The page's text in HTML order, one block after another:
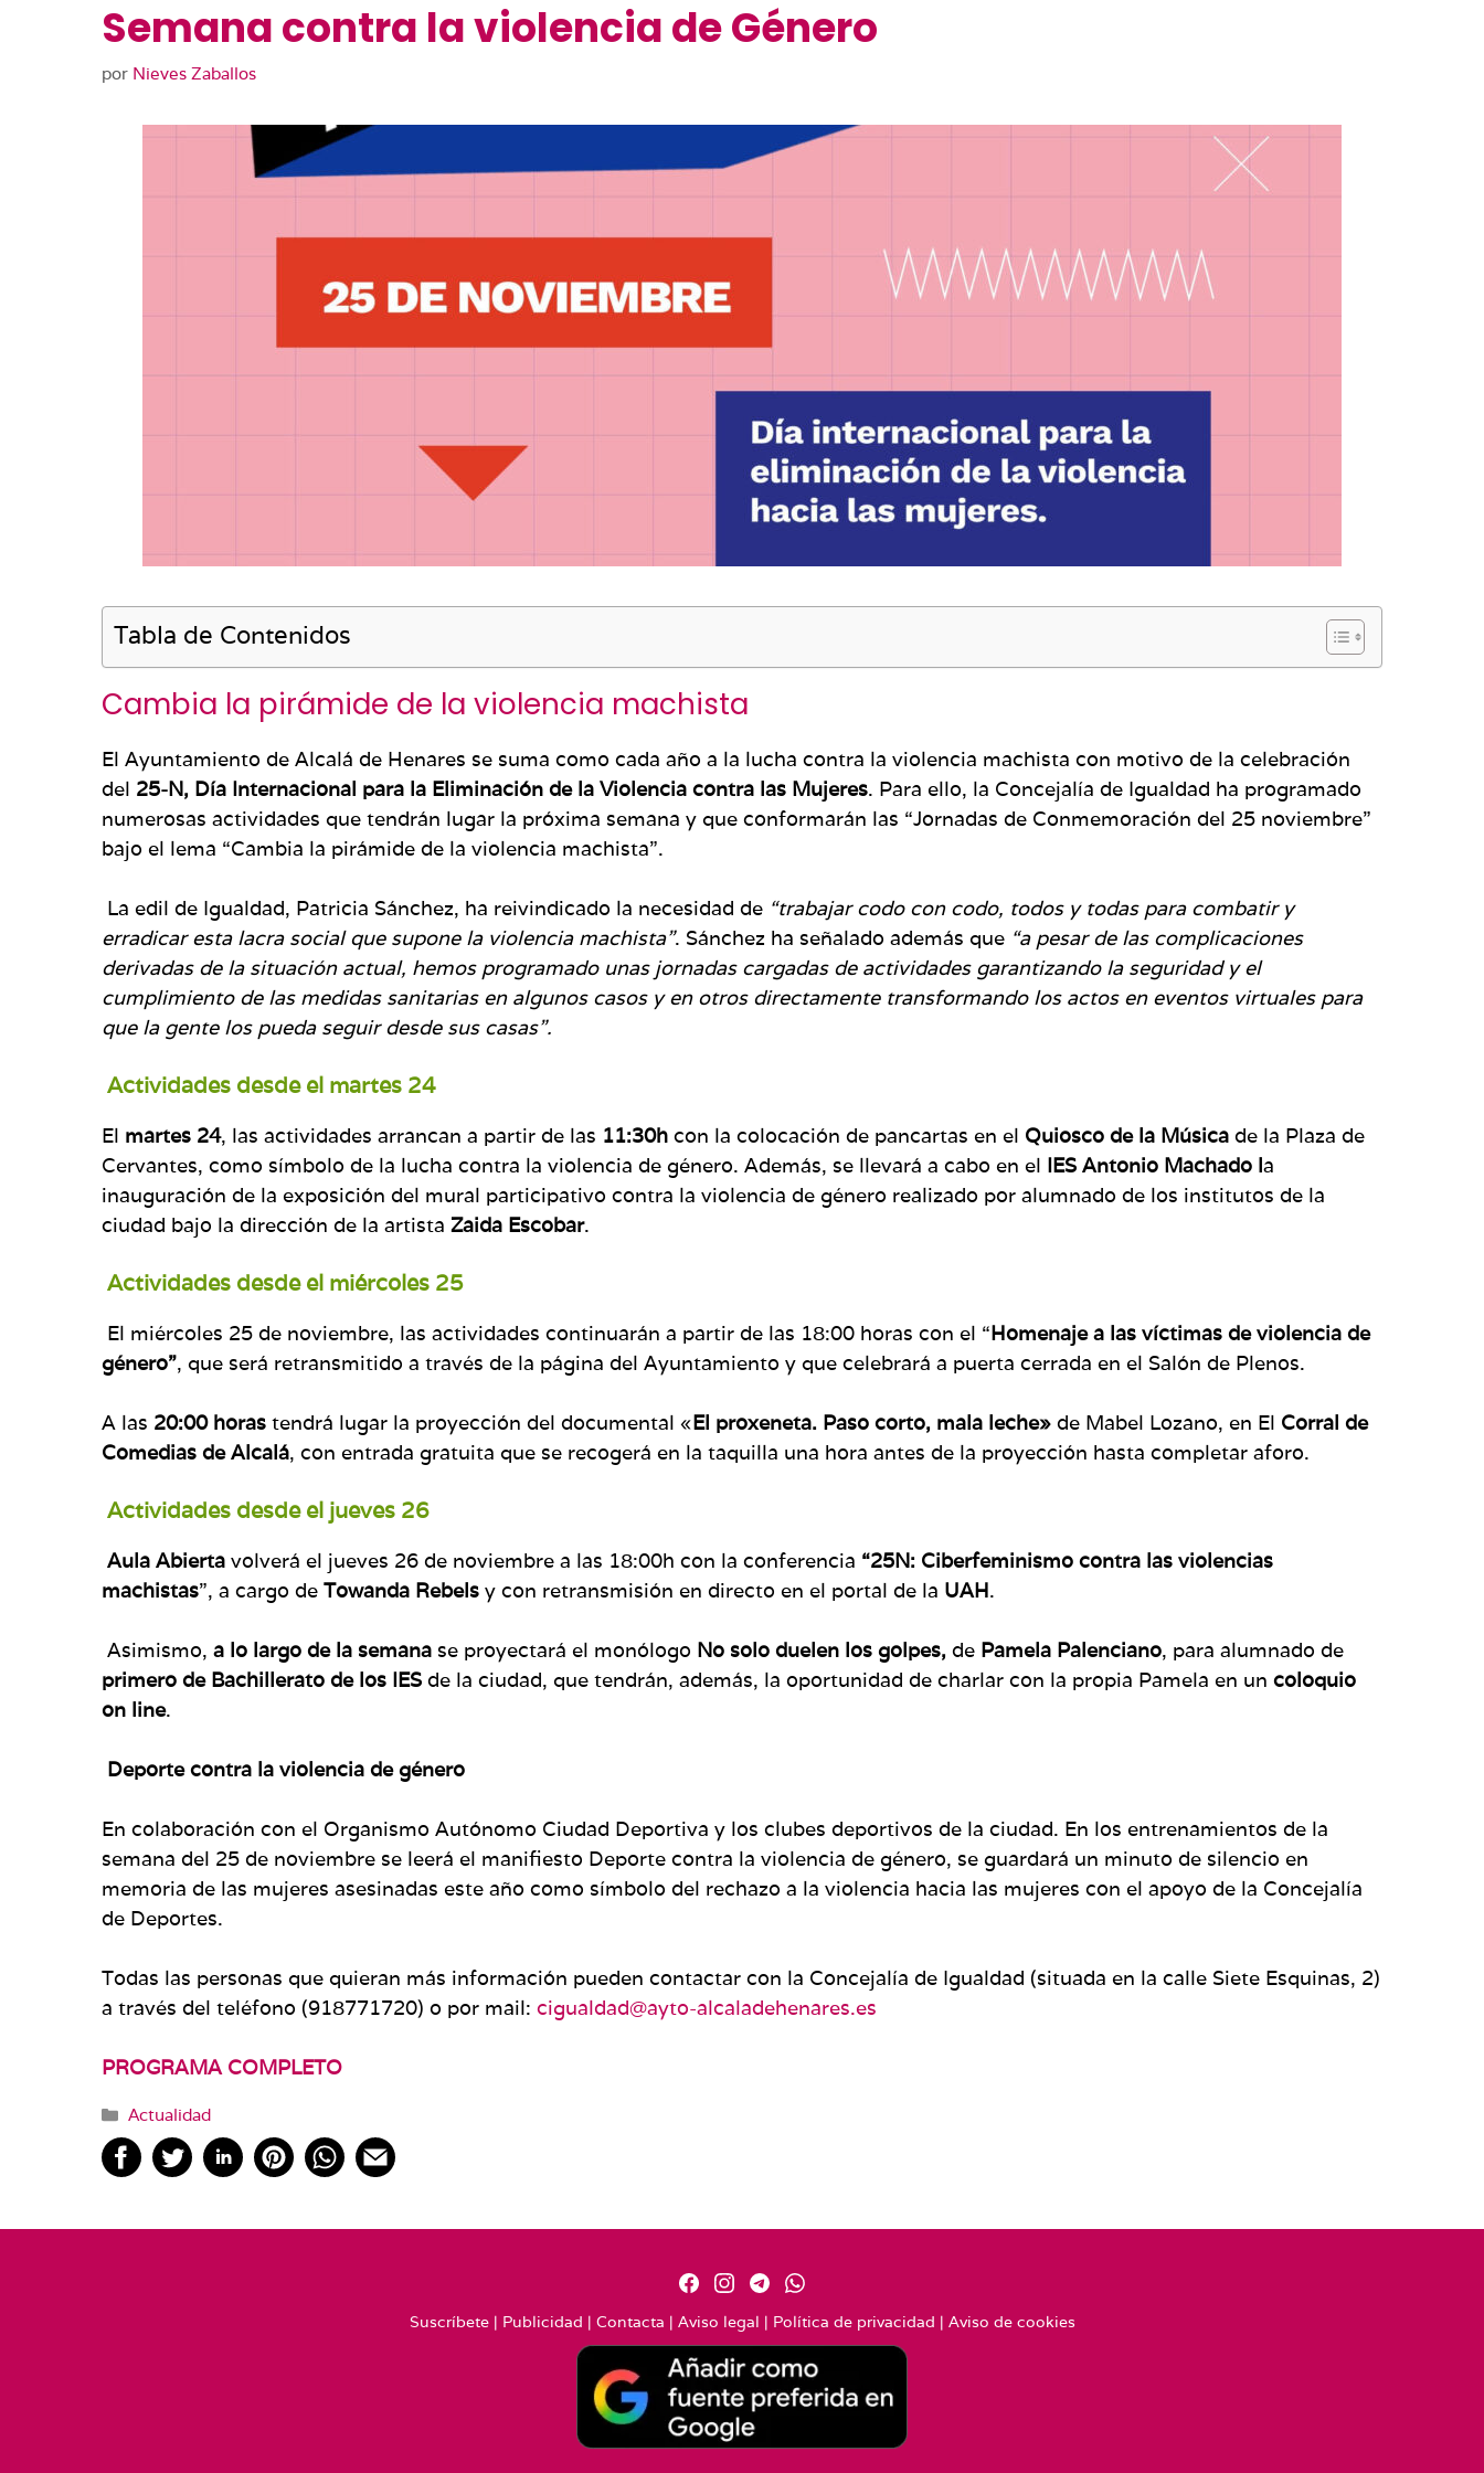
Semana contra la violencia de Género
por Nieves Zaballos
Tabla de Contenidos
Cambia la pirámide de la violencia machista
El Ayuntamiento de Alcalá de Henares se suma como cada año a la lucha contra la violencia machista con motivo de la celebración
del 25-N, Día Internacional para la Eliminación de la Violencia contra las Mujeres. Para ello, la Concejalía de Igualdad ha programado
numerosas actividades que tendrán lugar la próxima semana y que conformarán las “Jornadas de Conmemoración del 25 noviembre”
bajo el lema “Cambia la pirámide de la violencia machista”.
La edil de Igualdad, Patricia Sánchez, ha reivindicado la necesidad de “trabajar codo con codo, todos y todas para combatir y
erradicar esta lacra social que supone la violencia machista”. Sánchez ha señalado además que “a pesar de las complicaciones
derivadas de la situación actual, hemos programado unas jornadas cargadas de actividades garantizando la seguridad y el
cumplimiento de las medidas sanitarias en algunos casos y en otros directamente transformando los actos en eventos virtuales para
que la gente los pueda seguir desde sus casas”.
Actividades desde el martes 24
El martes 24, las actividades arrancan a partir de las 11:30h con la colocación de pancartas en el Quiosco de la Música de la Plaza de
Cervantes, como símbolo de la lucha contra la violencia de género. Además, se llevará a cabo en el IES Antonio Machado la
inauguración de la exposición del mural participativo contra la violencia de género realizado por alumnado de los institutos de la
ciudad bajo la dirección de la artista Zaida Escobar.
Actividades desde el miércoles 25
El miércoles 25 de noviembre, las actividades continuarán a partir de las 18:00 horas con el “Homenaje a las víctimas de violencia de
género”, que será retransmitido a través de la página del Ayuntamiento y que celebrará a puerta cerrada en el Salón de Plenos.
A las 20:00 horas tendrá lugar la proyección del documental «El proxeneta. Paso corto, mala leche» de Mabel Lozano, en El Corral de
Comedias de Alcalá, con entrada gratuita que se recogerá en la taquilla una hora antes de la proyección hasta completar aforo.
Actividades desde el jueves 26
Aula Abierta volverá el jueves 26 de noviembre a las 18:00h con la conferencia “25N: Ciberfeminismo contra las violencias
machistas”, a cargo de Towanda Rebels y con retransmisión en directo en el portal de la UAH.
Asimismo, a lo largo de la semana se proyectará el monólogo No solo duelen los golpes, de Pamela Palenciano, para alumnado de
primero de Bachillerato de los IES de la ciudad, que tendrán, además, la oportunidad de charlar con la propia Pamela en un coloquio
on line.
Deporte contra la violencia de género
En colaboración con el Organismo Autónomo Ciudad Deportiva y los clubes deportivos de la ciudad. En los entrenamientos de la
semana del 25 de noviembre se leerá el manifiesto Deporte contra la violencia de género, se guardará un minuto de silencio en
memoria de las mujeres asesinadas este año como símbolo del rechazo a la violencia hacia las mujeres con el apoyo de la Concejalía
de Deportes.
Todas las personas que quieran más información pueden contactar con la Concejalía de Igualdad (situada en la calle Siete Esquinas, 2)
a través del teléfono (918771720) o por mail: cigualdad@ayto-alcaladehenares.es
PROGRAMA COMPLETO
Categorías
Actualidad
Suscríbete| Publicidad | Contacta | Aviso legal | Política de privacidad | Aviso de cookies